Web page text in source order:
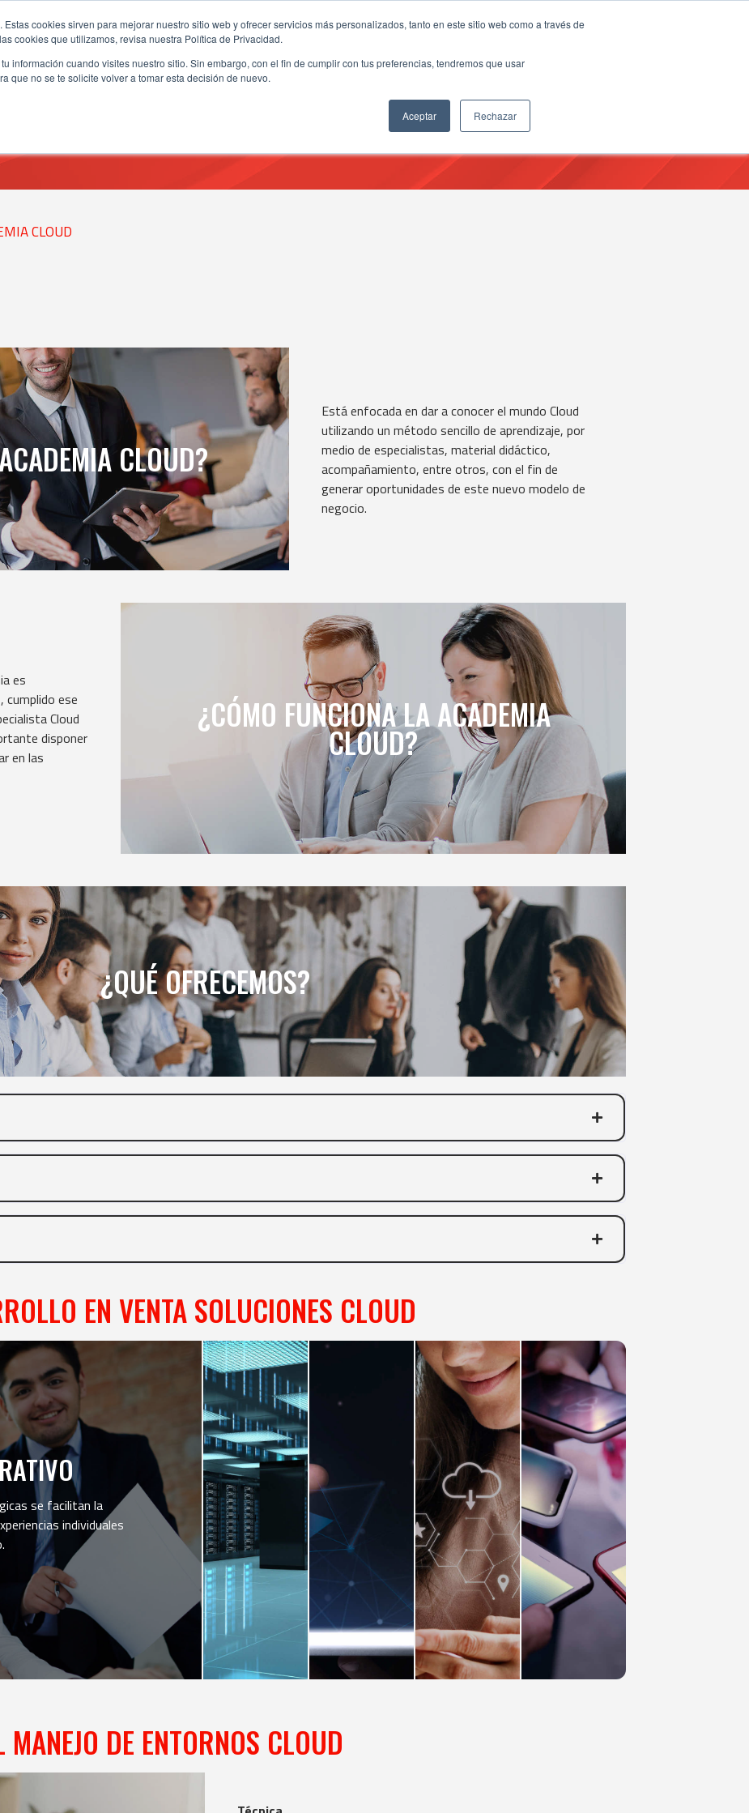
cookies sirven para mejorar nuestro sitio web y ofrecer servicios más personalizados, tanto en este sitio web como a través de
cookies que utilizamos, revisa nuestra Política de Privacidad.
información cuando visites nuestro sitio. Sin embargo, con el fin de cumplir con tus preferencias, tendremos que usar
que no se te solicite volver a tomar esta decisión de nuevo.
Aceptar Rechazar
CLOUD